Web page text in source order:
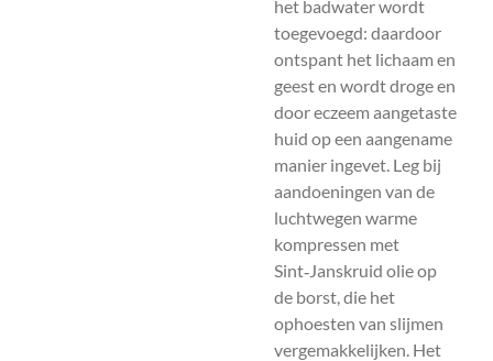
het badwater wordt
toegevoegd: daardoor
ontspant het lichaam en
geest en wordt droge en
door eczeem aangetaste
huid op een aangename
manier ingevet. Leg bij
aandoeningen van de
luchtwegen warme
kompressen met
Sint‑Janskruid olie op
de borst, die het
ophoesten van slijmen
vergemakkelijken. Het